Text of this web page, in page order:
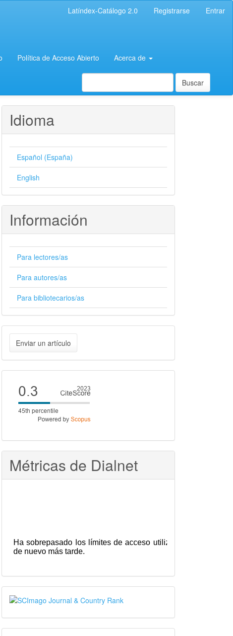
Latíndex-Catálogo 2.0 Registrarse Entrar
Política de Acceso Abierto Acerca de
Buscar
Idioma
Español (España)
English
Información
Para lectores/as
Para autores/as
Para bibliotecarios/as
Enviar
un
artículo
Enviar un artículo
Cite
score
Métricas de Dialnet
SJR